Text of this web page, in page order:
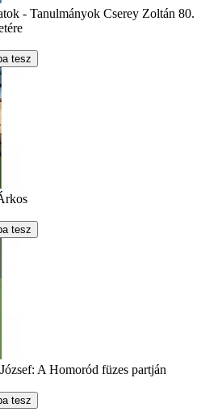
- Tanulmányok Cserey Zoltán 80.
tesz
tesz
A Homoród füzes partján
tesz